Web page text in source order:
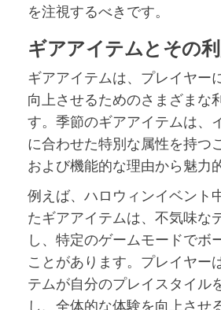
を注視するべきです。
ギアアイテムとその
ギアアイテムは、プレイヤー
向上させるためのさまざまな
す。季節のギアアイテムは、
に合わせた特別な属性を持つ
および機能的な理由から魅力
例えば、ハロウィンイベント
たギアアイテムは、不気味な
し、特定のゲームモードでボ
ことがあります。プレイヤー
テムが自分のプレイスタイル
し、全体的な体験を向上させ